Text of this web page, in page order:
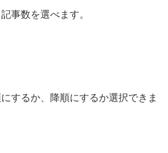
事数を選べます。
するか、降順にするか選択できま